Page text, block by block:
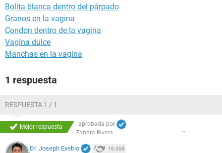
Bolita blanca dentro del párpado
Granos en la vagina
Condon dentro de la vagina
Vagina dulce
Manchas en la vagina
1 respuesta
RESPUESTA 1 / 1
Mejor respuesta
aprobada por
Zandra Rivera
Dr. Joseph Exebio 16.358